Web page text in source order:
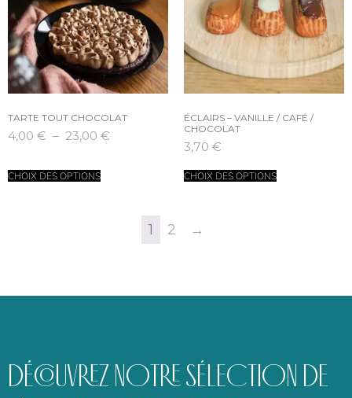
TARTE TOUT CHOCOLAT
4,00 € – 23,00 €
CHOIX DES OPTIONS
ÉCLAIRS – VANILLE / CAFÉ /
CHOCOLAT
3,70 €
CHOIX DES OPTIONS
1 2 →
DÉCOUVREZ NOTRE SÉLECTION DE